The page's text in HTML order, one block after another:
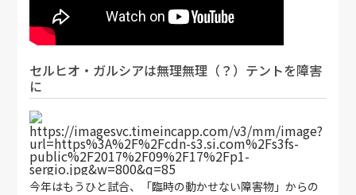
セルヒオ・ガルシアは無理無理（？）テントを障害
に
https://imagesvc.timeincapp.com/v3/mm/image?
url=https%3A%2F%2Fcdn-s3.si.com%2Fs3fs-
public%2F2017%2F09%2F17%2Fp1-
sergio.jpg&w=800&q=85
今年はもうひと試合、「臨時の動かせない障害物」からの